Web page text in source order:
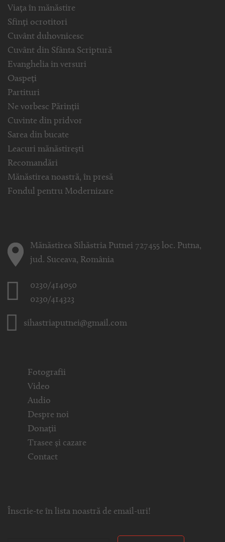
Viața în mănăstire
Sfinți ocrotitori
Cuvânt duhovnicesc
Cuvânt din Sfânta Scriptură
Evanghelia in versuri
Oaspeți
Partituri
Ne vorbesc Părinții
Cuvinte din pridvor
Sarea din bucate
Leacuri mănăstirești
Recomandări
Mănăstirea noastră, în presă
Fondul pentru Modernizare
Mănăstirea Sihăstria Putnei 727455 loc. Putna,
jud. Suceava, România
0230/414050
0230/414323
sihastriaputnei@gmail.com
Fotografii
Video
Audio
Despre noi
Donații
Trasee și cazare
Contact
Înscrie-te în lista noastră de email-uri!